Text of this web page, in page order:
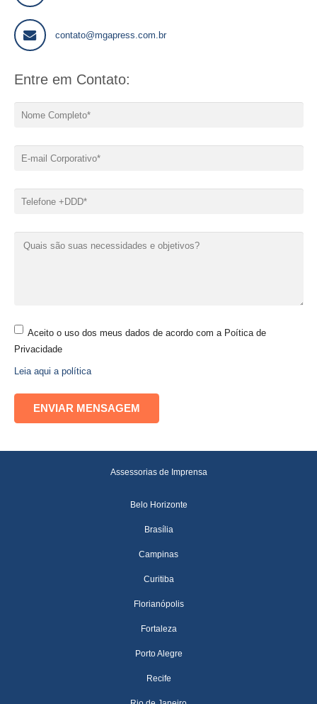
contato@mgapress.com.br
Entre em Contato:
Aceito o uso dos meus dados de acordo com a Poítica de
Privacidade
Leia aqui a política
Assessorias de Imprensa
Belo Horizonte
Brasília
Campinas
Curitiba
Florianópolis
Fortaleza
Porto Alegre
Recife